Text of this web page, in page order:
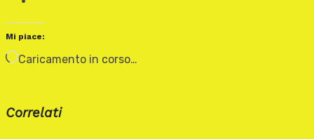
Mi piace:
Caricamento in corso…
Correlati